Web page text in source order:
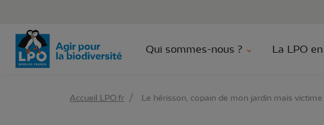
Qui sommes-nous ? La LPO
Accueil LPO.fr Le hérisson, copain de mon jardin mais victime